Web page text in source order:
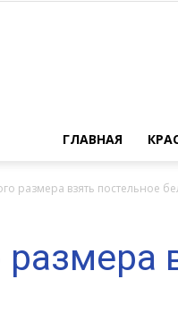
ГЛАВНАЯ
размера взять постельное
размера